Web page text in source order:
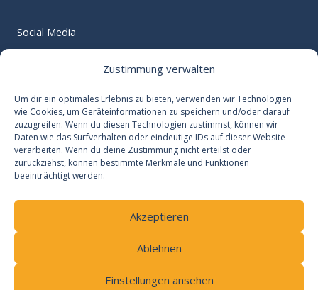
Zustimmung verwalten
Um dir ein optimales Erlebnis zu bieten, verwenden wir Technologien
wie Cookies, um Geräteinformationen zu speichern und/oder darauf
zuzugreifen. Wenn du diesen Technologien zustimmst, können wir
Daten wie das Surfverhalten oder eindeutige IDs auf dieser Website
verarbeiten. Wenn du deine Zustimmung nicht erteilst oder
zurückziehst, können bestimmte Merkmale und Funktionen
beeinträchtigt werden.
Akzeptieren
Ablehnen
Einstellungen ansehen
Social Media
F
a
c
e
b
o
Cookie-Richtlinie (EU)